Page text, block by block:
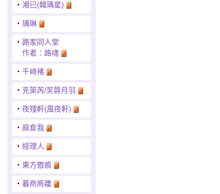
‧ 湘已(韓瑀星)
‧ 瑀琳
‧ 路家同人堂
作者：路魂
‧ 千崎褚
‧ 克萊芮/芙蓉月羽
‧ 夜殘軒(風夜軒)
‧ 麻倉我
‧ 經理人
‧ 東方傲痕
‧ 暮商將離